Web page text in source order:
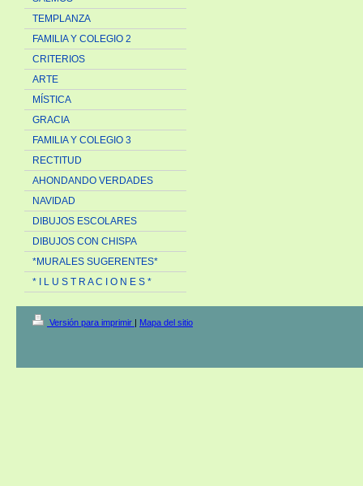
TEMPLANZA
FAMILIA Y COLEGIO 2
CRITERIOS
ARTE
MÍSTICA
GRACIA
FAMILIA Y COLEGIO 3
RECTITUD
AHONDANDO VERDADES
NAVIDAD
DIBUJOS ESCOLARES
DIBUJOS CON CHISPA
*MURALES SUGERENTES*
* I L U S T R A C I O N E S *
Versión para imprimir | Mapa del sitio